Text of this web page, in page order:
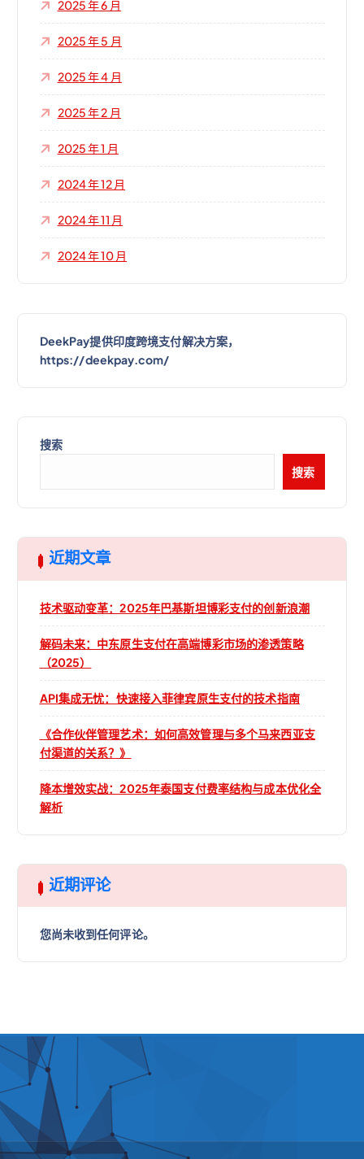
2025 年 6 月
2025 年 5 月
2025 年 4 月
2025 年 2 月
2025 年 1 月
2024 年 12 月
2024 年 11 月
2024 年 10 月
DeekPay提供印度跨境支付解决方案，
https://deekpay.com/
搜索
搜索
近期文章
技术驱动变革：2025年巴基斯坦博彩支付的创新浪潮
解码未来：中东原生支付在高端博彩市场的渗透策略
（2025）
API集成无忧：快速接入菲律宾原生支付的技术指南
《合作伙伴管理艺术：如何高效管理与多个马来西亚支
付渠道的关系？》
降本增效实战：2025年泰国支付费率结构与成本优化全
解析
近期评论
您尚未收到任何评论。